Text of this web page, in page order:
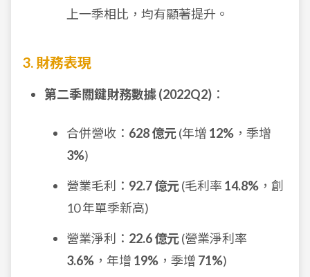
上一季相比，均有顯著提升。
3. 財務表現
第二季關鍵財務數據 (2022Q2) ：
合併營收： 628 億元(年增 12% ，季增
3%)
營業毛利： 92.7 億元(毛利率 14.8% ，創
10 年單季新高)
營業淨利： 22.6 億元(營業淨利率
3.6% ，年增 19% ，季增 71%)